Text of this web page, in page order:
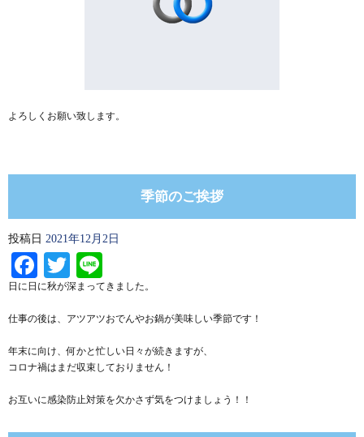
よろしくお願い致します。
季節のご挨拶
投稿日 2021年12月2日
Facebook
Twitter
日に日に秋が深まってきました。
仕事の後は、アツアツおでんやお鍋が美味しい季節です！
年末に向け、何かと忙しい日々が続きますが、
コロナ禍はまだ収束しておりません！
お互いに感染防止対策を欠かさず気をつけましょう！！